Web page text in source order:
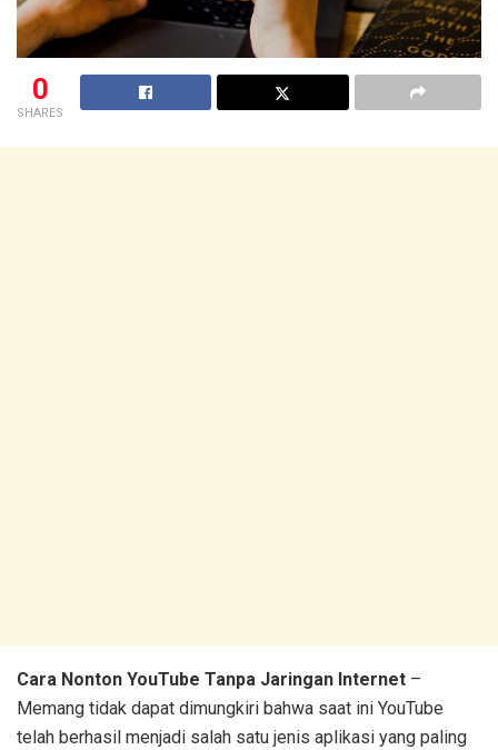
0
SHARES
Cara Nonton YouTube Tanpa Jaringan Internet –
Memang tidak dapat dimungkiri bahwa saat ini YouTube
telah berhasil menjadi salah satu jenis aplikasi yang paling